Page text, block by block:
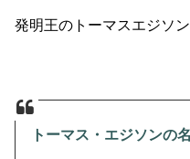
発明王のトーマスエジソ
トーマス・エジソンの